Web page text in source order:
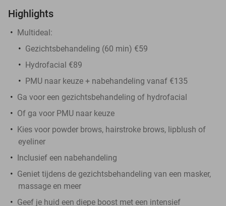
Highlights
Multideal:
Gezichtsbehandeling (60 min) €59
Hydrofacial €89
PMU naar keuze + nabehandeling vanaf €135
Ga voor een gezichtsbehandeling of hydrofacial
Of ga voor PMU naar keuze
Kies voor powder brows, hairstroke brows, lipblush of
eyeliner
Inclusief een nabehandeling
Geniet tijdens de gezichtsbehandeling van een masker,
massage en meer
Geef je huid een diepe boost met een intensief